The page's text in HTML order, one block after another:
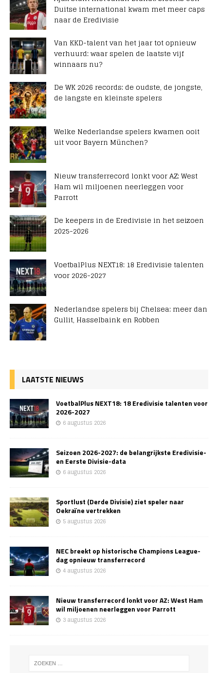
Duitse international kwam met meer caps
naar de Eredivisie
Van KKD-talent van het jaar tot opnieuw
verhuurd: waar spelen de laatste vijf
winnaars nu?
De WK 2026 records: de oudste, de jongste,
de langste en kleinste spelers
Welke Nederlandse spelers kwamen ooit
uit voor Bayern München?
Nieuw transferrecord lonkt voor AZ: West
Ham wil miljoenen neerleggen voor
Parrott
De keepers in de Eredivisie in het seizoen
2025-2026
VoetbalPlus NEXT18: 18 Eredivisie talenten
voor 2026-2027
Nederlandse spelers bij Chelsea: meer dan
Gullit, Hasselbaink en Robben
LAATSTE NIEUWS
VoetbalPlus NEXT18: 18 Eredivisie talenten voor
2026-2027
6 augustus 2026
Seizoen 2026-2027: de belangrijkste Eredivisie-
en Eerste Divisie-data
6 augustus 2026
Sportlust (Derde Divisie) ziet speler naar
Oekraïne vertrekken
5 augustus 2026
NEC breekt op historische Champions League-
dag opnieuw transferrecord
4 augustus 2026
Nieuw transferrecord lonkt voor AZ: West Ham
wil miljoenen neerleggen voor Parrott
3 augustus 2026